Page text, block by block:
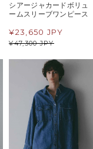
シアージャカードボリュ
ームスリーブワンピース
¥47,300 JPY
¥23,650 JPY